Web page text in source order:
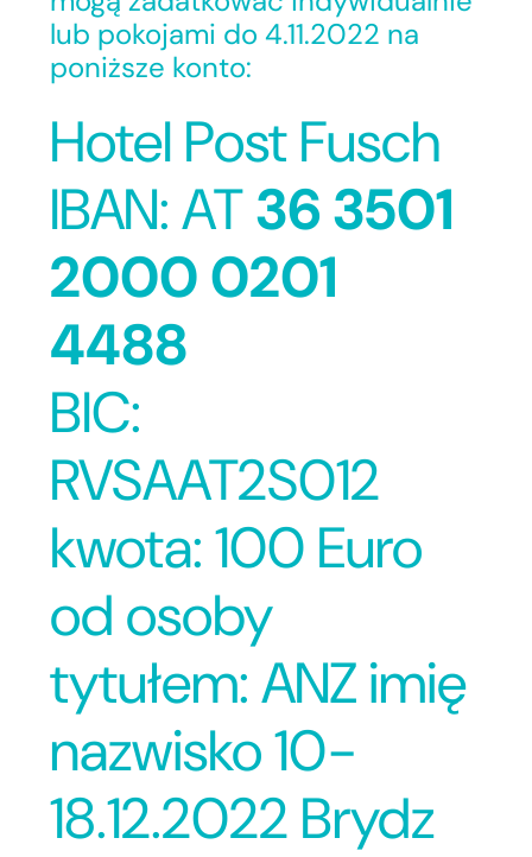
lub pokojami do 4.11.2022 na
poniższe konto:
Hotel Post Fusch
IBAN: AT36 3501
2000 0201
4488
BIC:
RVSAAT2S012
kwota: 100 Euro
od osoby
tytułem: ANZ imię
nazwisko 10-
18.12.2022 Brydz